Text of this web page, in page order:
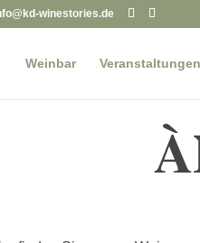
winestories.de
Weinbar Veranstaltungen